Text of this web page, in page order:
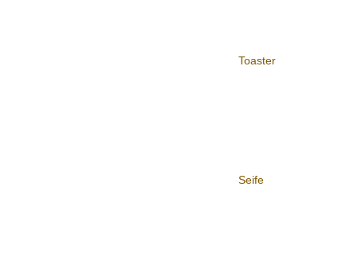
Toaster
Seife